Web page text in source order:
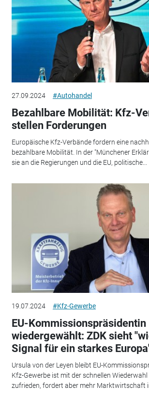
27.09.2024 #Autohandel
Bezahlbare Mobilität: Kfz-
stellen Forderungen
Europäische Kfz-Verbände fordern eine
bezahlbare Mobilität. In der "Münchener
sie an die Regierungen und die EU, politische...
19.07.2024 #Kfz-Gewerbe
EU-Kommissionspräsidentin
wiedergewählt: ZDK sieht
Signal für ein starkes
Ursula von der Leyen bleibt EU-
Kfz-Gewerbe ist mit der schnellen Wiederwahl
zufrieden, fordert aber mehr Marktwirtschaft